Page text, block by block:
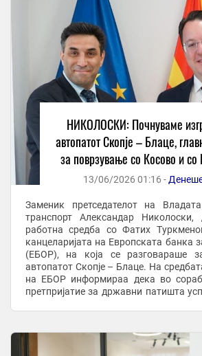
НИКОЛОСКИ: Почнуваме
автопатот Скопје – Блаце,
за поврзување со Косово и
13/06/2026 01:16 -
Заменик претседателот на
транспорт Александар Николоски,
работна средба со Фатих
канцеларијата на Европската банка
(ЕБОР), на која се разговараше
автопатот Скопје – Блаце. На
на ЕБОР информираа дека во
претпријатие за државни патишта